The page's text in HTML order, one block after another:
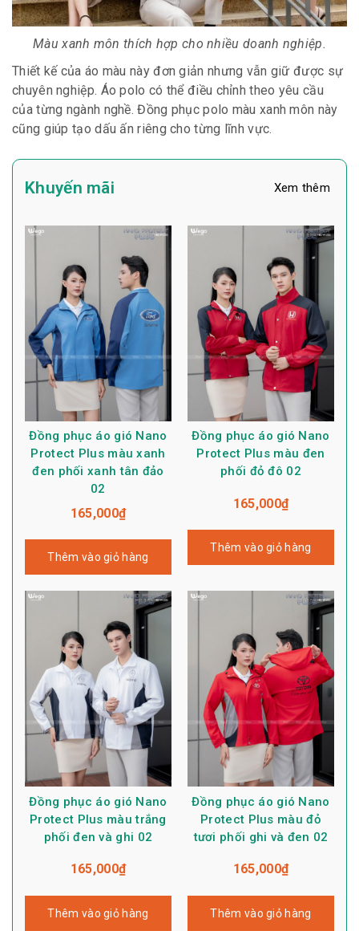
Màu xanh môn thích hợp cho nhiều doanh nghiệp.
Thiết kế của áo màu này đơn giản nhưng vẫn giữ được sự
chuyên nghiệp. Áo polo có thể điều chỉnh theo yêu cầu
của từng ngành nghề. Đồng phục polo màu xanh môn này
cũng giúp tạo dấu ấn riêng cho từng lĩnh vực.
Khuyến mãi Xem thêm
Đồng phục áo gió Nano
Protect Plus màu xanh
đen phối xanh tân đảo
02
165,000₫
Thêm vào giỏ hàng
Đồng phục áo gió Nano
Protect Plus màu đen
phối đỏ đô 02
165,000₫
Thêm vào giỏ hàng
Đồng phục áo gió Nano
Protect Plus màu trắng
phối đen và ghi 02
165,000₫
Thêm vào giỏ hàng
Đồng phục áo gió Nano
Protect Plus màu đỏ
tươi phối ghi và đen 02
165,000₫
Thêm vào giỏ hàng